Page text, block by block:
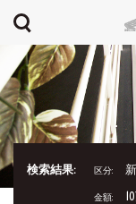
検索結果: 区分:
金額: